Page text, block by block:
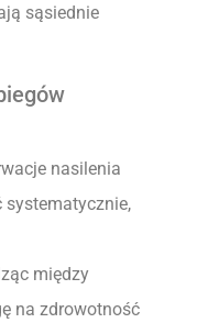
sąsiednie
nasilenia
między
na zdrowotność